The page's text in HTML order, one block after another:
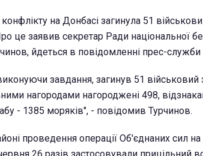
на Донбасі загинула 51
це заявив секретар Ради національної
йдеться в повідомленні прес-
завдання, загинув 51 військовий
нагородами нагороджені 498,
- 1385 моряків", - повідомив Турчинов.
проведення операції Об'єднаних сил на